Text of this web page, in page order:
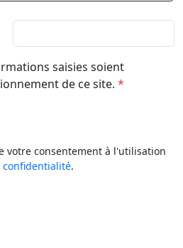
saisies soient
de ce site. *
votre consentement à l'utilisation
.